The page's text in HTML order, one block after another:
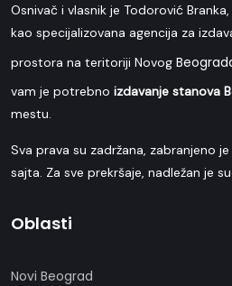
Osnivač i vlasnik je Todorović
kao specijalizovana agencija za
prostora na teritoriji Novog
vam je potrebno izdavanje stanova
mestu.
Sva prava su zadržana, zabranjeno
sajta. Za sve prekršaje, nadležan je
Oblasti
Novi Beograd